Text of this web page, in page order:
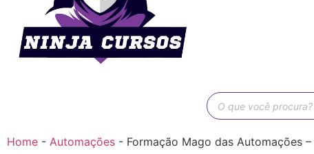
Home - Automações - Formação Mago das Automações